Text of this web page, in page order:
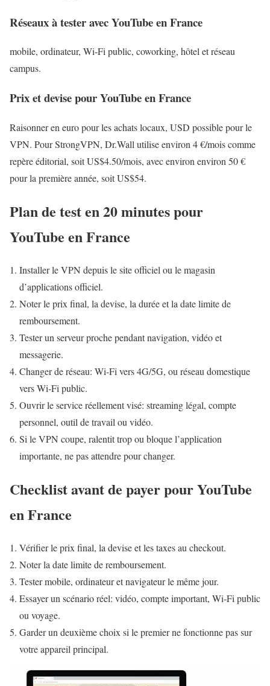
Réseaux à tester avec YouTube en France
mobile, ordinateur, Wi‑Fi public, coworking, hôtel et réseau
campus.
Prix et devise pour YouTube en France
Raisonner en euro pour les achats locaux, USD possible pour le
VPN. Pour StrongVPN, Dr.Wall utilise environ 4 €/mois comme
repère éditorial, soit US$4.50/mois, avec environ environ 50 €
pour la première année, soit US$54.
Plan de test en 20 minutes pour
YouTube en France
Installer le VPN depuis le site officiel ou le magasin
d’applications officiel.
Noter le prix final, la devise, la durée et la date limite de
remboursement.
Tester un serveur proche pendant navigation, vidéo et
messagerie.
Changer de réseau: Wi‑Fi vers 4G/5G, ou réseau domestique
vers Wi‑Fi public.
Ouvrir le service réellement visé: streaming légal, compte
personnel, outil de travail ou vidéo.
Si le VPN coupe, ralentit trop ou bloque l’application
importante, ne pas attendre pour changer.
Checklist avant de payer pour YouTube
en France
Vérifier le prix final, la devise et les taxes au checkout.
Noter la date limite de remboursement.
Tester mobile, ordinateur et navigateur le même jour.
Essayer un scénario réel: vidéo, compte important, Wi‑Fi public
ou voyage.
Garder un deuxième choix si le premier ne fonctionne pas sur
votre appareil principal.